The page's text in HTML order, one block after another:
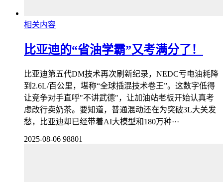
相关内容
比亚迪的“省油学霸”又考满分了！
比亚迪第五代DM技术再次刷新纪录，NEDC亏电油耗降
到2.6L/百公里，堪称“全球插混技术卷王”。这数字低得
让竞争对手直呼"不讲武德"，让加油站老板开始认真考
虑改行卖奶茶。要知道，普通混动还在为突破3L大关发
愁，比亚迪却已经带着AI大模型和180万种···
2025-08-06 98801